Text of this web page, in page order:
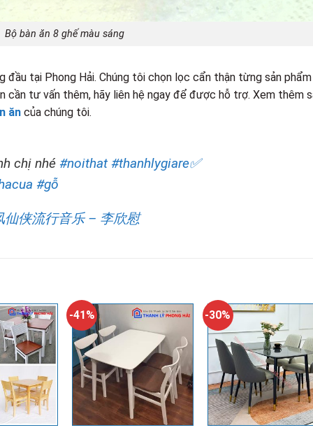
Bộ bàn ăn 8 ghế màu sáng
đầu tại Phong Hải. Chúng tôi chọn lọc cẩn thận từng sản
cần tư vấn thêm, hãy liên hệ ngay để được hỗ trợ. Xem thêm
ăn của chúng tôi.
chị nhé #noithat #thanhlygiare✅
#gỗ
侠流行音乐 – 李欣慰
-41% -30%